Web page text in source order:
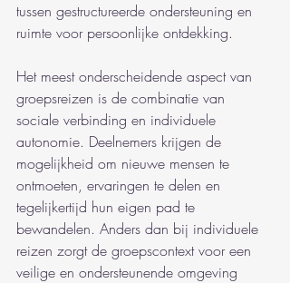
tussen gestructureerde ondersteuning en
ruimte voor persoonlijke ontdekking.
Het meest onderscheidende aspect van
groepsreizen is de combinatie van
sociale verbinding en individuele
autonomie. Deelnemers krijgen de
mogelijkheid om nieuwe mensen te
ontmoeten, ervaringen te delen en
tegelijkertijd hun eigen pad te
bewandelen. Anders dan bij individuele
reizen zorgt de groepscontext voor een
veilige en ondersteunende omgeving